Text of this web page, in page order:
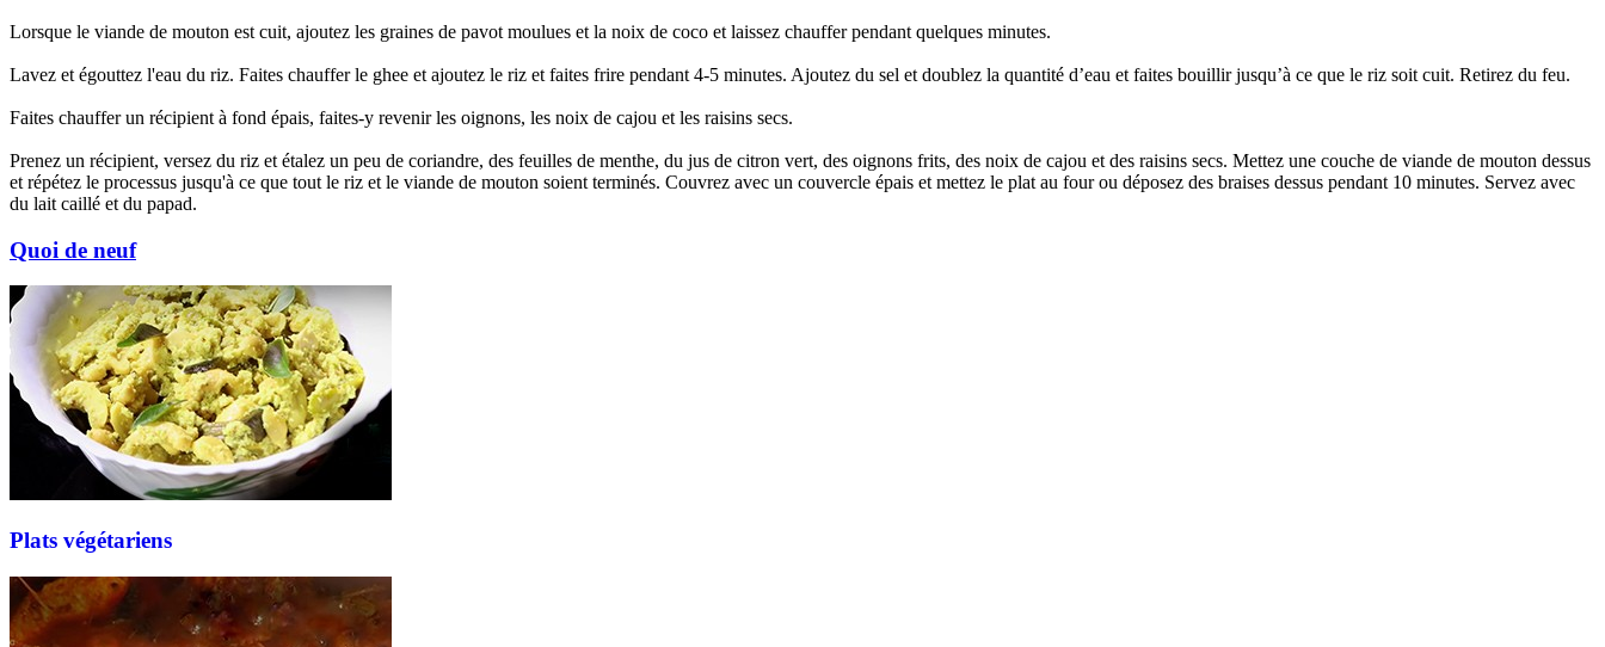
Lorsque le viande de mouton est cuit, ajoutez les graines de pavot moulues et la noix de coco et laissez chauffer pendant quelques minutes.
Lavez et égouttez l'eau du riz. Faites chauffer le ghee et ajoutez le riz et faites frire pendant 4-5 minutes. Ajoutez du sel et doublez la quantité d’eau et faites bouillir jusqu’à ce que le riz soit cuit. Retirez du feu.
Faites chauffer un récipient à fond épais, faites-y revenir les oignons, les noix de cajou et les raisins secs.
Prenez un récipient, versez du riz et étalez un peu de coriandre, des feuilles de menthe, du jus de citron vert, des oignons frits, des noix de cajou et des raisins secs. Mettez une couche de viande de mouton dessus
et répétez le processus jusqu'à ce que tout le riz et le viande de mouton soient terminés. Couvrez avec un couvercle épais et mettez le plat au four ou déposez des braises dessus pendant 10 minutes. Servez avec
du lait caillé et du papad.
Quoi de neuf
Plats végétariens